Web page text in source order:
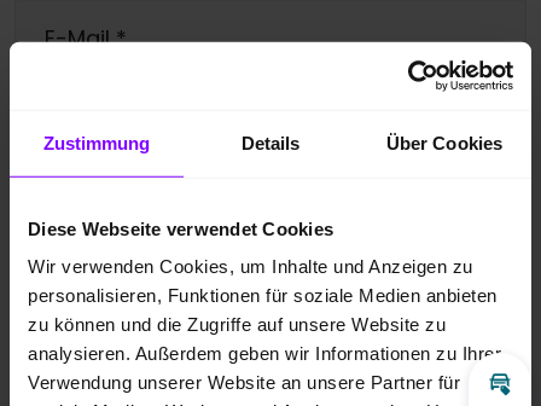
Zustimmung Details Über Cookies
Diese Webseite verwendet Cookies
Wir verwenden Cookies, um Inhalte und Anzeigen zu
personalisieren, Funktionen für soziale Medien anbieten
zu können und die Zugriffe auf unsere Website zu
analysieren. Außerdem geben wir Informationen zu Ihrer
Verwendung unserer Website an unsere Partner für
E-Mail*
Ja, bitte melden Sie mich für den
Newsletter an.